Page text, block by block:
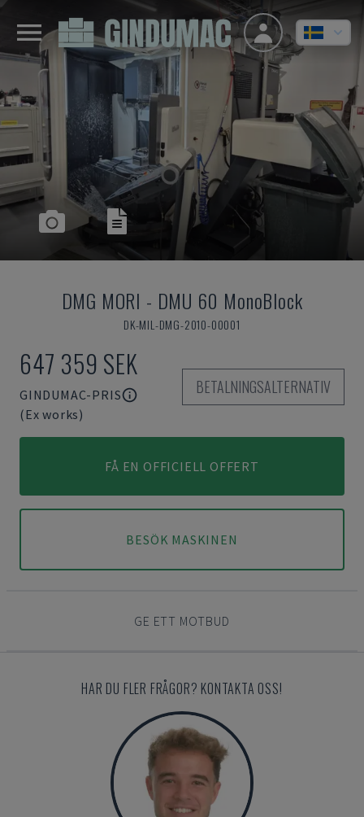
DMG MORI - DMU 60 MonoBlock
DK-MIL-DMG-2010-00001
647 359 SEK
GINDUMAC-PRIS
(Ex works)
BETALNINGSALTERNATIV
FÅ EN OFFICIELL OFFERT
BESÖK MASKINEN
GE ETT MOTBUD
HAR DU FLER FRÅGOR? KONTAKTA OSS!